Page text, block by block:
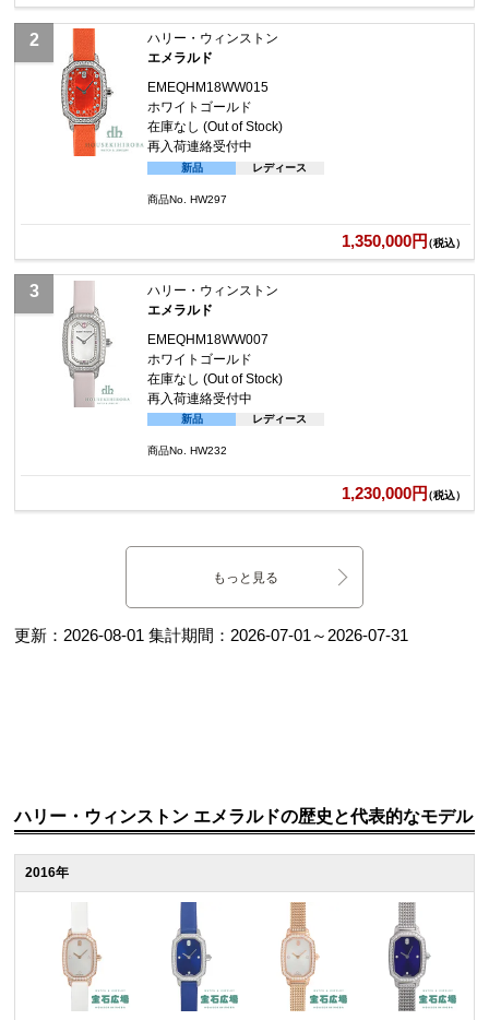
ハリー・ウィンストン
エメラルド
EMEQHM18WW015
ホワイトゴールド
在庫なし (Out of Stock)
再入荷連絡受付中
新品 レディース
商品No. HW297
1,350,000円（税込）
ハリー・ウィンストン
エメラルド
EMEQHM18WW007
ホワイトゴールド
在庫なし (Out of Stock)
再入荷連絡受付中
新品 レディース
商品No. HW232
1,230,000円（税込）
もっと見る
更新： 2026-08-01 集計期間： 2026-07-01 ～ 2026-07-31
ハリー・ウィンストン エメラルドの歴史と代表的なモデル
2016年